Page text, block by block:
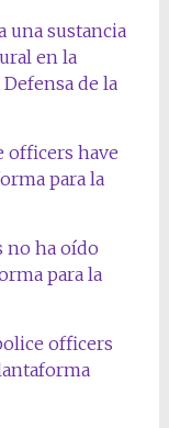
una sustancia
en la
de la
officers have
para la
no ha oído
para la
officers